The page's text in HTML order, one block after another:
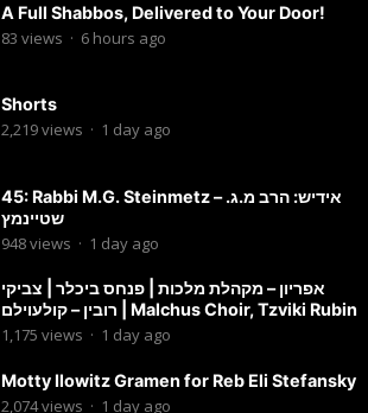
A Full Shabbos, Delivered to Your Door!
83 views · 6 hours ago
Shorts
2,219views · 1 day ago
45: Rabbi M.G. Steinmetz – אידיש: הרב מ.ג.
שטיינמץ
948views · 1 day ago
אפריון – מקהלת מלכות | פנחס ביכלר | צביקי
רובין – קולעוילם | Malchus Choir, Tzviki Rubin
1,175 views · 1 day ago
Motty Ilowitz Gramen for Reb Eli Stefansky
2,074views · 1 day ago